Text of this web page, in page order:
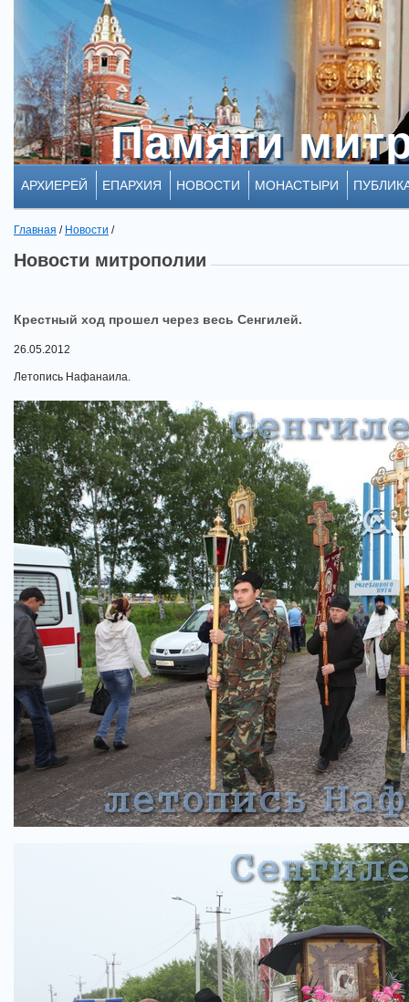
Памяти
Памяти
АРХИЕРЕЙ ЕПАРХИЯ НОВОСТИ МОНАСТЫРИ
Главная / Новости /
Новости митрополии
Крестный ход прошел через весь Сенгилей.
26.05.2012
Летопись Нафанаила.